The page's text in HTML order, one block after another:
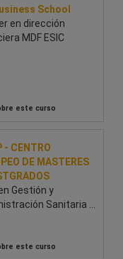
School
en dirección
MDF ESIC
este curso
- CENTRO
DE MASTERES
Gestión y
Sanitaria y
este curso